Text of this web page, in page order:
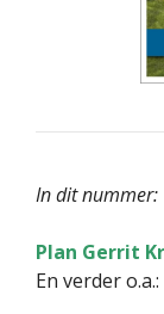
In dit nummer:
Plan Gerrit
En verder o.a.: